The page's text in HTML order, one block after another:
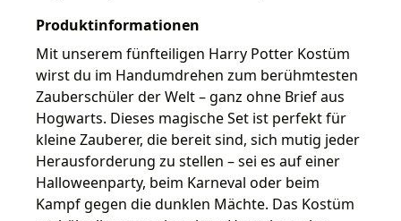
Produktinformationen
Mit unserem fünfteiligen Harry Potter Kostüm
wirst du im Handumdrehen zum berühmtesten
Zauberschüler der Welt – ganz ohne Brief aus
Hogwarts. Dieses magische Set ist perfekt für
kleine Zauberer, die bereit sind, sich mutig jeder
Herausforderung zu stellen – sei es auf einer
Halloweenparty, beim Karneval oder beim
Kampf gegen die dunklen Mächte. Das Kostüm